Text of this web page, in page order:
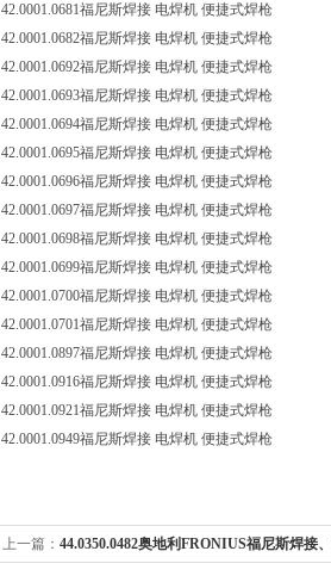
42.0001.0681福尼斯焊接 电焊机 便捷式焊枪
42.0001.0682福尼斯焊接 电焊机 便捷式焊枪
42.0001.0692福尼斯焊接 电焊机 便捷式焊枪
42.0001.0693福尼斯焊接 电焊机 便捷式焊枪
42.0001.0694福尼斯焊接 电焊机 便捷式焊枪
42.0001.0695福尼斯焊接 电焊机 便捷式焊枪
42.0001.0696福尼斯焊接 电焊机 便捷式焊枪
42.0001.0697福尼斯焊接 电焊机 便捷式焊枪
42.0001.0698福尼斯焊接 电焊机 便捷式焊枪
42.0001.0699福尼斯焊接 电焊机 便捷式焊枪
42.0001.0700福尼斯焊接 电焊机 便捷式焊枪
42.0001.0701福尼斯焊接 电焊机 便捷式焊枪
42.0001.0897福尼斯焊接 电焊机 便捷式焊枪
42.0001.0916福尼斯焊接 电焊机 便捷式焊枪
42.0001.0921福尼斯焊接 电焊机 便捷式焊枪
42.0001.0949福尼斯焊接 电焊机 便捷式焊枪
上一篇： 44.0350.0482奥地利FRONIUS福尼斯焊接